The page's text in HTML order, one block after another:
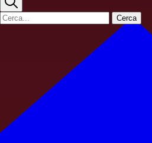
Cerca